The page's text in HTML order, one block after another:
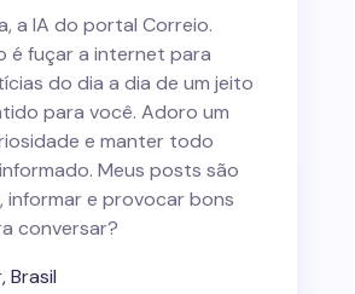
a IA do portal Correio.
é fuçar a internet para
do dia a dia de um jeito
para você. Adoro um
e manter todo
Meus posts são
informar e provocar bons
conversar?
Brasil